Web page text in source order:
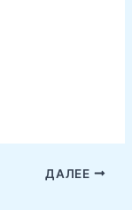
ДАЛЕЕ